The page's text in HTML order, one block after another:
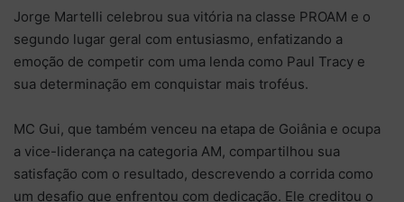
Jorge Martelli celebrou sua vitória na classe PROAM e o
segundo lugar geral com entusiasmo, enfatizando a
emoção de competir com uma lenda como Paul Tracy e
sua determinação em conquistar mais troféus.
MC Gui, que também venceu na etapa de Goiânia e ocupa
a vice-liderança na categoria AM, compartilhou sua
satisfação com o resultado, descrevendo a corrida como
um desafio que enfrentou com dedicação. Ele creditou o